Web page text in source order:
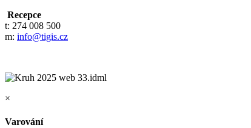
Recepce
t: 274 008 500
m: info@tigis.cz
×
Varování